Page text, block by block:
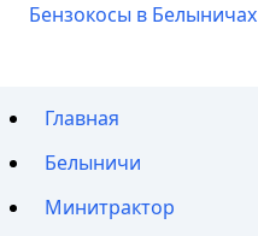
Бензокосы в Белыничах
Главная
Белыничи
Минитрактор